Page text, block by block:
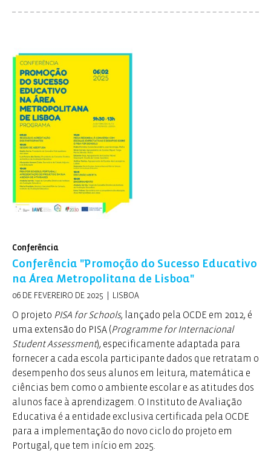
Conferência
Conferência "Promoção do Sucesso Educativo
na Área Metropolitana de Lisboa"
06 DE FEVEREIRO DE 2025 | LISBOA
O projeto PISA for Schools, lançado pela OCDE em 2012, é
uma extensão do PISA (Programme for Internacional
Student Assessment), especificamente adaptada para
fornecer a cada escola participante dados que retratam o
desempenho dos seus alunos em leitura, matemática e
ciências bem como o ambiente escolar e as atitudes dos
alunos face à aprendizagem. O Instituto de Avaliação
Educativa é a entidade exclusiva certificada pela OCDE
para a implementação do novo ciclo do projeto em
Portugal, que tem início em 2025.